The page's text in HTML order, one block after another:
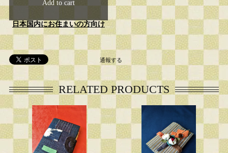
Add to cart
日本国内にお住まいの方向け
通報する
RELATED PRODUCTS